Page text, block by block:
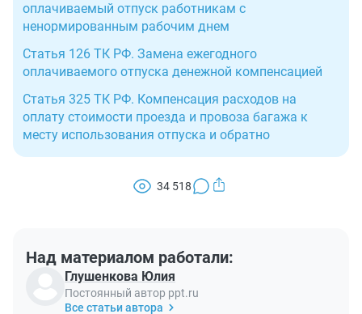
оплачиваемый отпуск работникам с
ненормированным рабочим днем
Статья 126 ТК РФ. Замена ежегодного
оплачиваемого отпуска денежной компенсацией
Статья 325 ТК РФ. Компенсация расходов на
оплату стоимости проезда и провоза багажа к
месту использования отпуска и обратно
34 518
Над материалом работали:
Глушенкова Юлия
Постоянный автор ppt.ru
Все статьи автора